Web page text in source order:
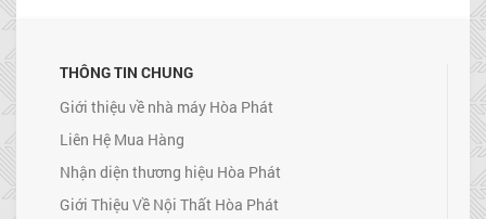
THÔNG TIN CHUNG
Giới thiệu về nhà máy Hòa Phát
Liên Hệ Mua Hàng
Nhận diện thương hiệu Hòa Phát
Giới Thiệu Về Nội Thất Hòa Phát